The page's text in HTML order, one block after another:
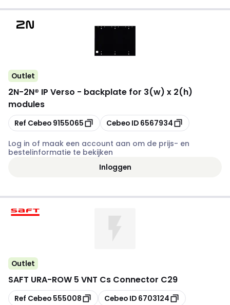
Outlet
2N-2N® IP Verso - backplate for 3(w) x 2(h)
modules
Kopiëren
Ref Cebeo 9155065 Kopiëren
Cebeo ID 6567934
Log in of maak een account aan om de prijs- en
bestelinformatie te bekijken
Inloggen
Outlet
SAFT URA-ROW 5 VNT Cs Connector C29
Kopiëren
Ref Cebeo 555008 Kopiëren
Cebeo ID 6703124